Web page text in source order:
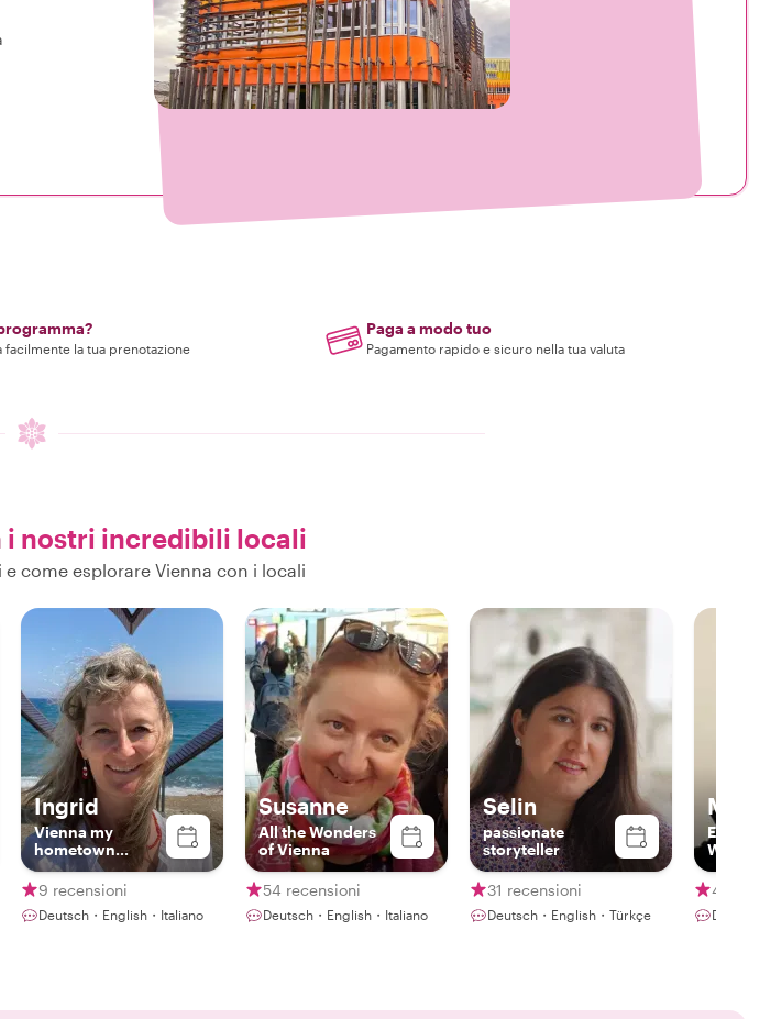
facilmente la tua prenotazione
Paga a modo tuo
Pagamento rapido e sicuro nella tua valuta
i nostri incredibili locali
come esplorare Vienna con i locali
Ingrid
Vienna my
hometown...
9 recensioni
Deutsch・English・Italiano
Susanne
All the Wonders
of Vienna
54 recensioni
Deutsch・English・Italiano
Selin
passionate
storyteller
31 recensioni
Deutsch・English・Türkçe
Wien
4
Deutsch